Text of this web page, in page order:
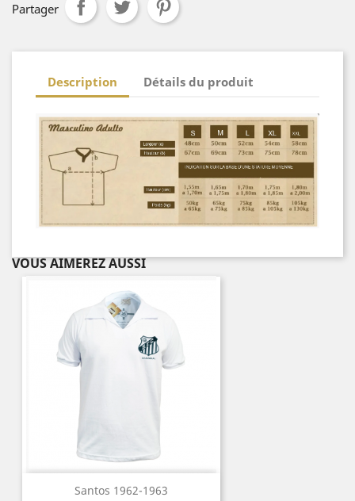
Partager
Description Détails du produit
VOUS AIMEREZ AUSSI
Santos 1962-1963